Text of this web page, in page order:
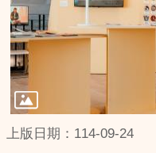
上版日期：114-09-24